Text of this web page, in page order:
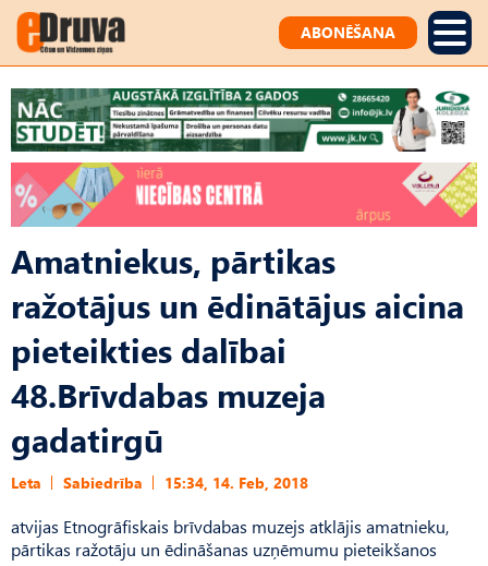
ABONĒŠANA
Amatniekus, pārtikas
ražotājus un ēdinātājus aicina
pieteikties dalībai
48.Brīvdabas muzeja
gadatirgū
Leta Sabiedrība 15:34, 14. Feb, 2018
atvijas Etnogrāfiskais brīvdabas muzejs atklājis amatnieku,
pārtikas ražotāju un ēdināšanas uzņēmumu pieteikšanos